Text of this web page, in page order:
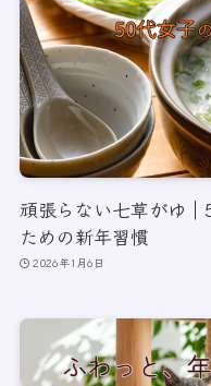
頑張らない七草がゆ
ための新年習慣
2026年1月6日